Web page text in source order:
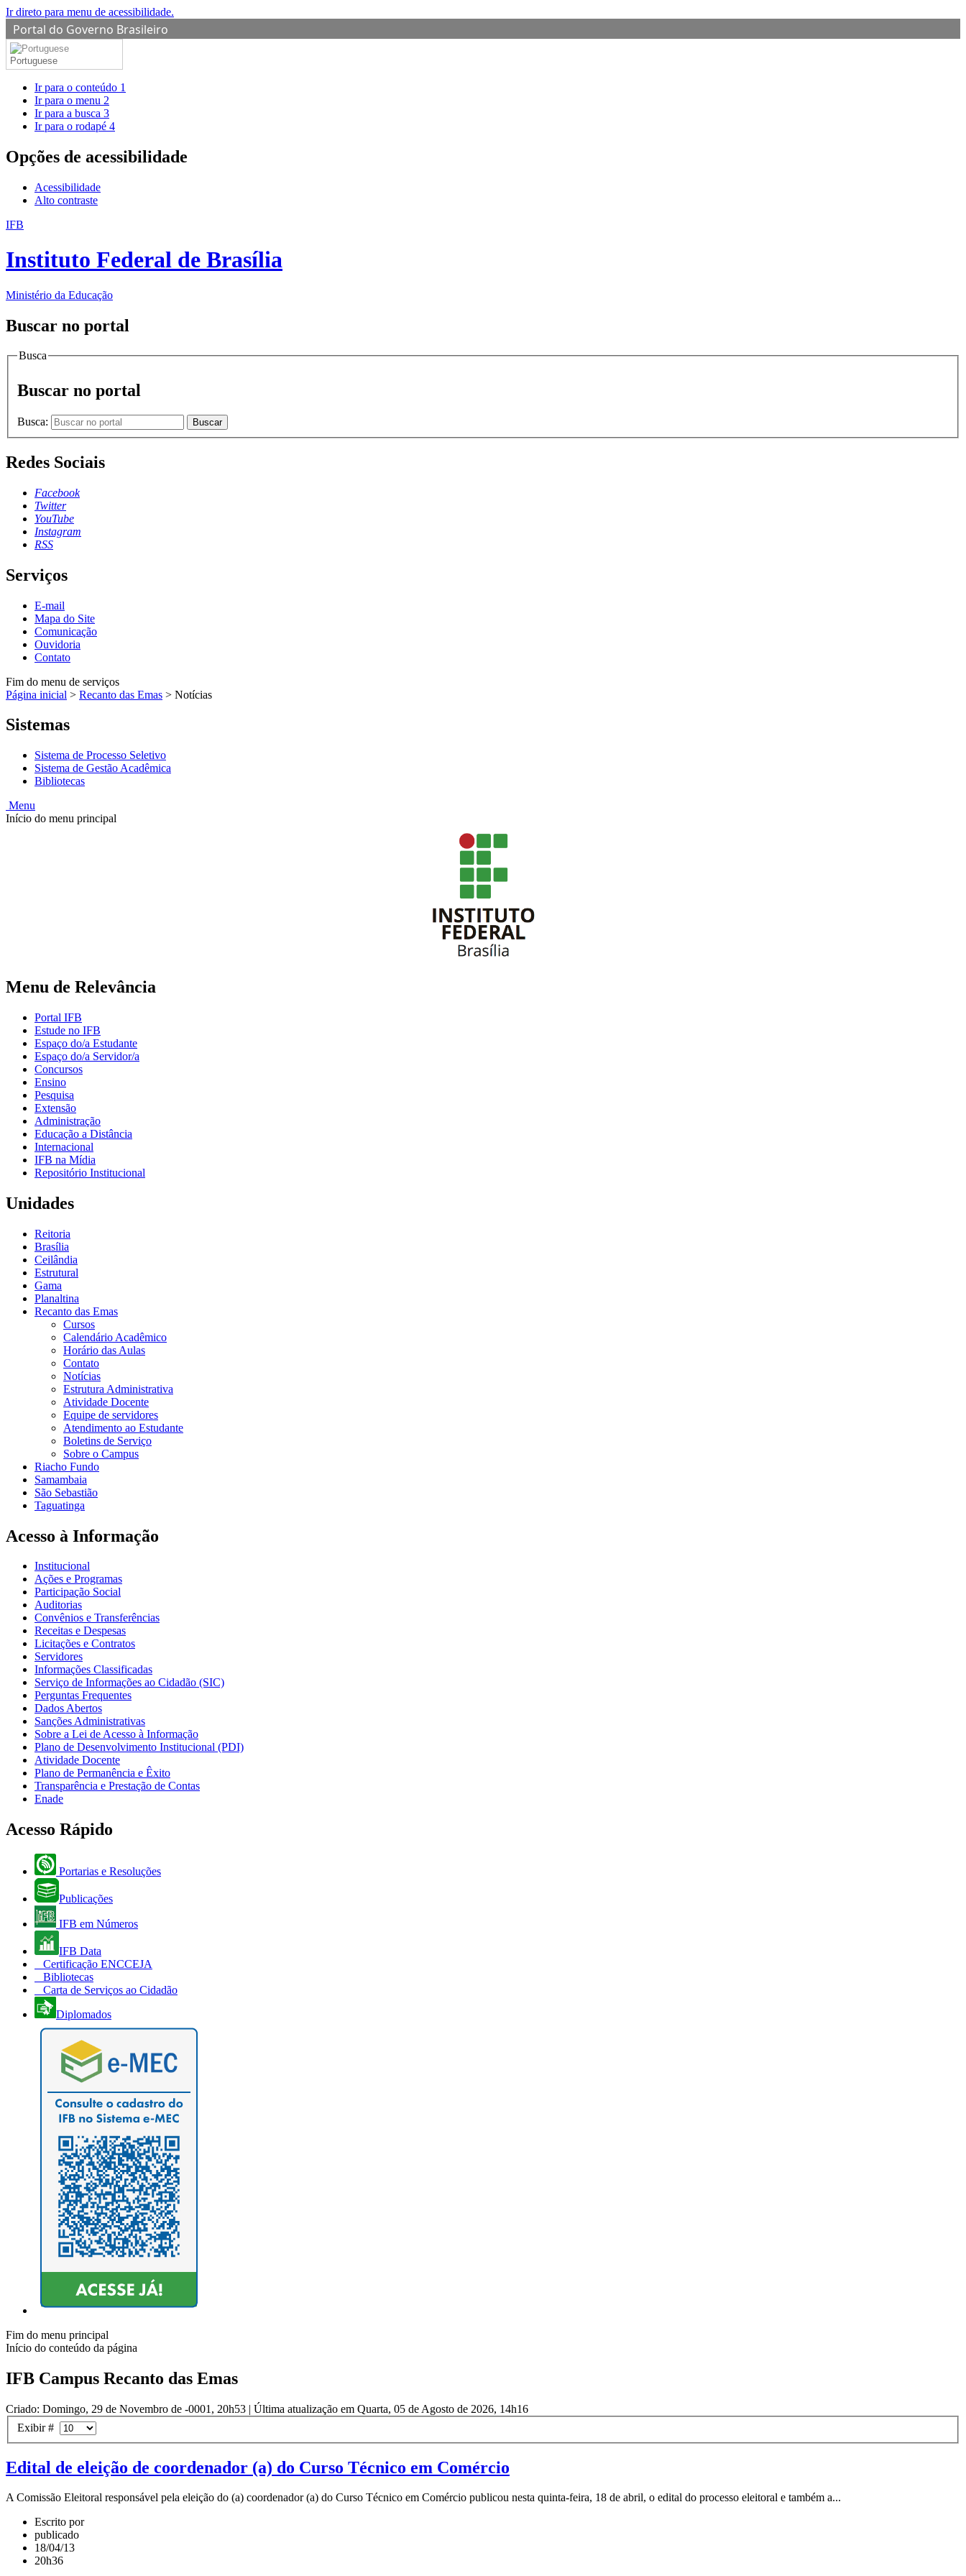
Ir direto para menu de acessibilidade.
Portal do Governo Brasileiro
Portuguese
Ir para o conteúdo 1
Ir para o menu 2
Ir para a busca 3
Ir para o rodapé 4
Opções de acessibilidade
Acessibilidade
Alto contraste
IFB
Instituto Federal de Brasília
Ministério da Educação
Buscar no portal
Busca
Buscar no portal
Busca: Buscar
Redes Sociais
Facebook
Twitter
YouTube
Instagram
RSS
Serviços
E-mail
Mapa do Site
Comunicação
Ouvidoria
Contato
Fim do menu de serviços
Página inicial > Recanto das Emas > Notícias
Sistemas
Sistema de Processo Seletivo
Sistema de Gestão Acadêmica
Bibliotecas
Menu
Início do menu principal
Menu de Relevância
Portal IFB
Estude no IFB
Espaço do/a Estudante
Espaço do/a Servidor/a
Concursos
Ensino
Pesquisa
Extensão
Administração
Educação a Distância
Internacional
IFB na Mídia
Repositório Institucional
Unidades
Reitoria
Brasília
Ceilândia
Estrutural
Gama
Planaltina
Recanto das Emas
Cursos
Calendário Acadêmico
Horário das Aulas
Contato
Notícias
Estrutura Administrativa
Atividade Docente
Equipe de servidores
Atendimento ao Estudante
Boletins de Serviço
Sobre o Campus
Riacho Fundo
Samambaia
São Sebastião
Taguatinga
Acesso à Informação
Institucional
Ações e Programas
Participação Social
Auditorias
Convênios e Transferências
Receitas e Despesas
Licitações e Contratos
Servidores
Informações Classificadas
Serviço de Informações ao Cidadão (SIC)
Perguntas Frequentes
Dados Abertos
Sanções Administrativas
Sobre a Lei de Acesso à Informação
Plano de Desenvolvimento Institucional (PDI)
Atividade Docente
Plano de Permanência e Êxito
Transparência e Prestação de Contas
Enade
Acesso Rápido
Portarias e Resoluções
Publicações
IFB em Números
IFB Data
Certificação ENCCEJA
Bibliotecas
Carta de Serviços ao Cidadão
Diplomados
Fim do menu principal
Início do conteúdo da página
IFB Campus Recanto das Emas
Criado: Domingo, 29 de Novembro de -0001, 20h53 | Última atualização em Quarta, 05 de Agosto de 2026, 14h16
Exibir #
Edital de eleição de coordenador (a) do Curso Técnico em Comércio
A Comissão Eleitoral responsável pela eleição do (a) coordenador (a) do Curso Técnico em Comércio publicou nesta quinta-feira, 18 de abril, o edital do processo eleitoral e também a...
Escrito por
publicado
18/04/13
20h36